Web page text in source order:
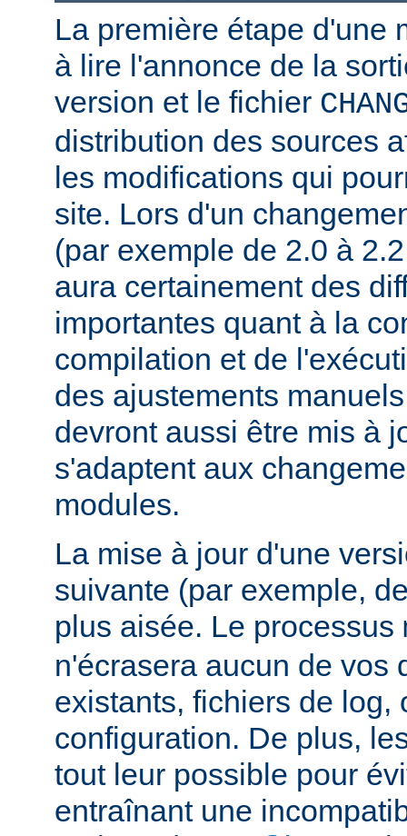
La première étape d'une
à lire l'annonce de la
version et le fichier
distribution des sources
les modifications qui
site. Lors d'un
(par exemple de 2.0 à
aura certainement des
importantes quant à la
compilation et de
des ajustements
devront aussi être mis à
s'adaptent aux
modules.
La mise à jour d'une
suivante (par exemple,
plus aisée. Le processus
n'écrasera aucun de vos
existants, fichiers de log,
configuration. De plus,
tout leur possible pour
entraînant une